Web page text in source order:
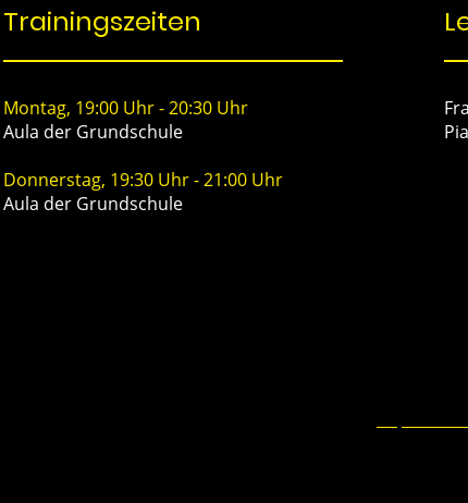
Trainingszeiten
Montag, 19:00 Uhr - 20:30 Uhr
Aula der Grundschule
Donnerstag, 19:30 Uhr - 21:00 Uhr
Aula der Grundschule